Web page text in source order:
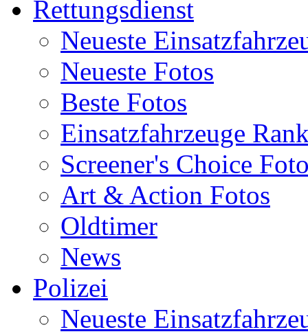
Rettungsdienst
Neueste
Neueste Fotos
Beste Fotos
Einsatzfahrzeuge
Screener's Choice
Art & Action Fotos
Oldtimer
News
Polizei
Neueste